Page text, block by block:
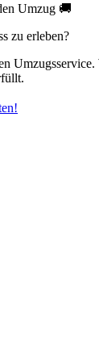
Umzug 🚚
zu erleben?